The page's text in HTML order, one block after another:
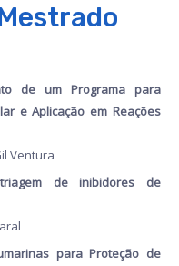
de um Programa para
e Aplicação em Reações
Ventura
de inibidores de
para Proteção de